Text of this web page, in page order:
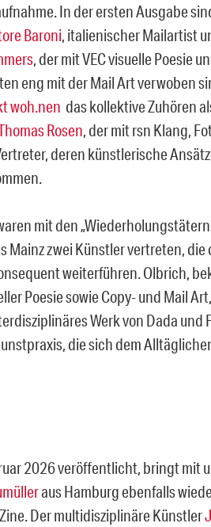
In der ersten Ausgabe
Baroni, italienischer Mailartist
, der mit VEC visuelle Poesie
eng mit der Mail Art verwoben
woh.nen das kollektive Zuhören
Rosen, der mit rsn Klang,
deren künstlerische
mit den
Mainz zwei Künstler vertreten, die
weiterführen. Olbrich,
Poesie sowie Copy- und Mail
Werk von Dada und
die sich dem
2026 veröffentlicht, bringt mit
aus Hamburg ebenfalls
Der multidisziplinäre Künstler